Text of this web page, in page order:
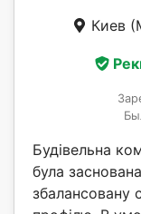
Киев
Будівельна
була
збалансовану